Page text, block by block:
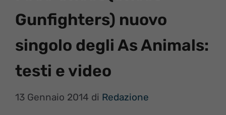
Gunfighters) nuovo
singolo degli As Animals:
testi e video
13 Gennaio 2014 di Redazione